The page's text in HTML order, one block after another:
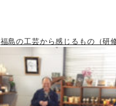
福島の工芸から感じるもの（研